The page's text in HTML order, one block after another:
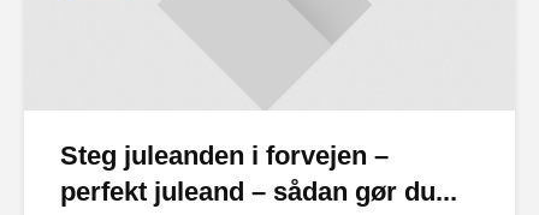
Steg juleanden i forvejen –
perfekt juleand – sådan gør du...